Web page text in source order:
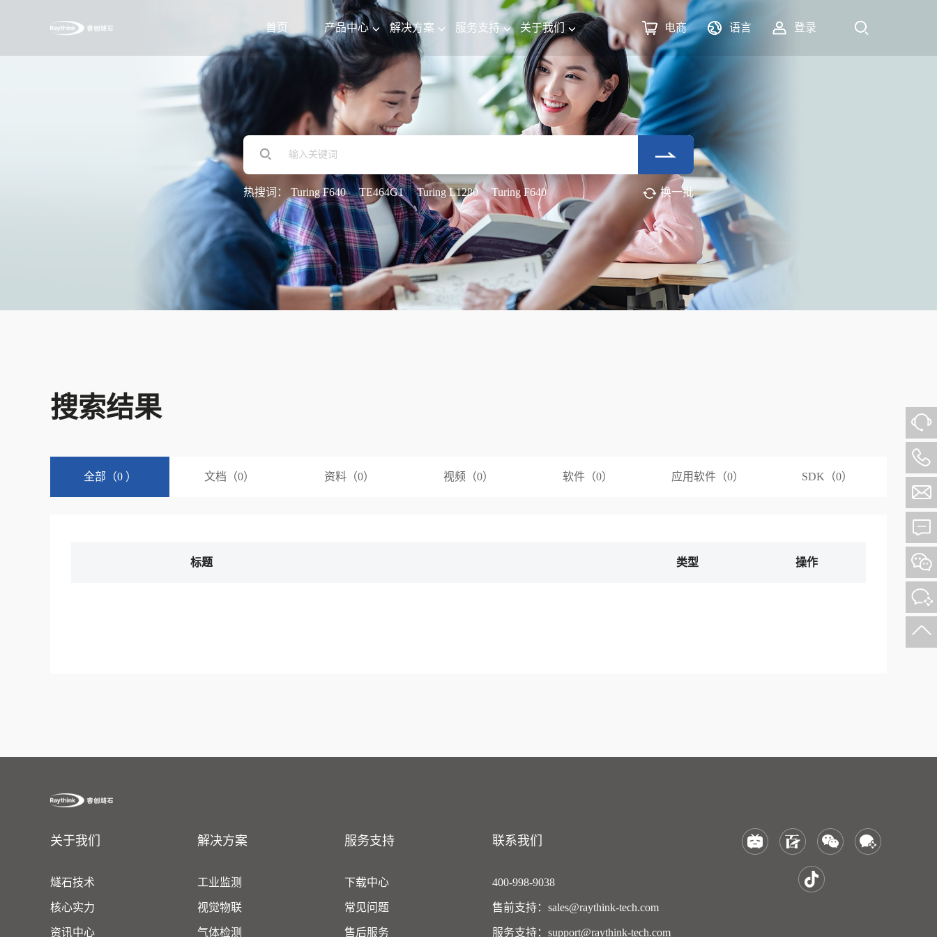
登录
语言
电商
首页 产品中心 解决方案 服务支持 关于我们
热搜词： Turing F640 TE464G1 Turing L1280 Turing F640 换一批
搜索结果
全部（0 ） 文档（0） 资料（0） 视频（0） 软件（0） 应用软件（0） SDK（0）
标题 类型 操作
关于我们
燧石技术
核心实力
资讯中心
解决方案
工业监测
视觉物联
气体检测
服务支持
下载中心
常见问题
售后服务
联系我们
400-998-9038
售前支持：sales@raythink-tech.com
服务支持：support@raythink-tech.com